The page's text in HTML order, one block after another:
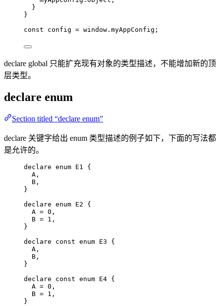
}
}
const config = window . myAppConfig ;
declare global 只能扩充现有对象的类型描述，不能增加新的顶
层类型。
declare enum
Section titled “declare enum”
declare 关键字给出 enum 类型描述的例子如下，下面的写法都
是允许的。
declare enum E1 {
A ,
B ,
}
declare enum E2 {
A = 0 ,
B = 1 ,
}
declare
const enum E3 {
A ,
B ,
}
declare
const enum E4 {
A = 0 ,
B = 1 ,
}